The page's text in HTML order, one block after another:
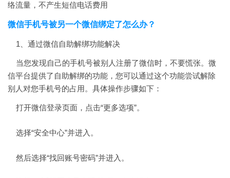
络流量，不产生短信电话费用
微信手机号被另一个微信绑定了怎么办？
1、通过微信自助解绑功能解决
当您发现自己的手机号被别人注册了微信时，不要慌张。微
信平台提供了自助解绑的功能，您可以通过这个功能尝试解除
别人对您手机号的占用。具体操作步骤如下：
打开微信登录页面，点击“更多选项”。
选择“安全中心”并进入。
然后选择“找回账号密码”并进入。